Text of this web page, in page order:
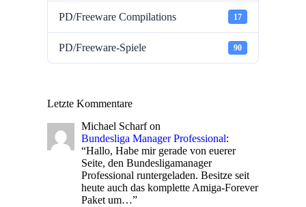
PD/Freeware Compilations 17
PD/Freeware-Spiele 90
Letzte Kommentare
Michael Scharfon
Bundesliga Manager Professional:
“Hallo, Habe mir gerade von euerer
Seite, den Bundesligamanager
Professional runtergeladen. Besitze seit
heute auch das komplette Amiga-Forever
Paket um…”